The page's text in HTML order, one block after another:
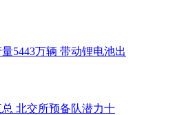
5443万辆 带动锂电池出
北交所预备队潜力十